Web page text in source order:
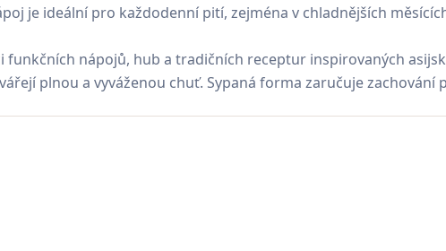
je ideální pro každodenní pití, zejména v chladnějších
funkčních nápojů, hub a tradičních receptur inspirovaných
plnou a vyváženou chuť. Sypaná forma zaručuje